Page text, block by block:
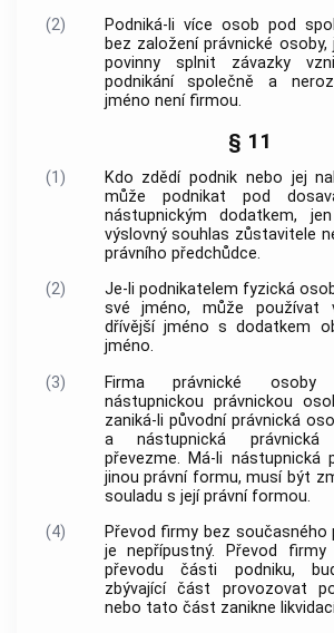
(2)
Podniká-li více osob pod
bez založení právnické
povinny splnit závazky
podnikáníspolečně a
jméno není firmou.
§ 11
(1) Kdo zdědí podnik nebo jej
může podnikat pod
nástupnickým dodatkem,
výslovný souhlas zůstavitele
právního předchůdce.
(2)
Je-li podnikatelem fyzická
své jméno, může
dřívější jméno s dodatkem
jméno.
(3)
Firma právnické
nástupnickou právnickou
zaniká-li původní právnická
a nástupnická
převezme. Má-li nástupnická
jinou právní formu, musí být
souladu s její právní formou.
(4)
Převod firmy bez současného
je nepřípustný. Převod
převodu části podniku,
zbývající část provozovat
nebo tato část zanikne